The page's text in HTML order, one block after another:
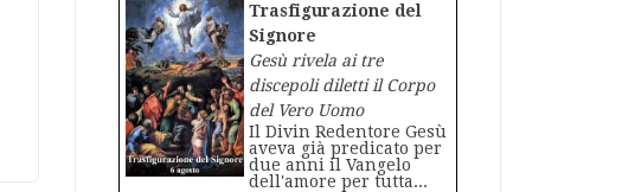
Trasfigurazione del
Signore
Gesù rivela ai tre
discepoli diletti il Corpo
del Vero Uomo
Il Divin Redentore Gesù
aveva già predicato per
due anni il Vangelo
dell'amore per tutta...